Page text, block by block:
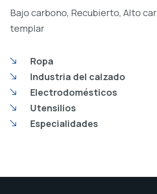
Bajo carbono, Recubierto, Alto
templar
Ropa
Industria del calzado
Electrodomésticos
Utensilios
Especialidades